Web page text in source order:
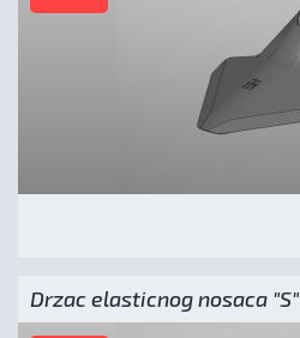
Drzac elasticnog nosaca "S"